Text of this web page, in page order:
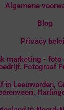
Algemene
Blog
Privacy
marketing - foto
bedrijf. Fotograaf
in Leeuwarden,